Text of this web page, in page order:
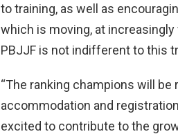
to training, as well as
which is moving, at
PBJJF is not indifferent to this
“The ranking champions will
accommodation and
excited to contribute to the